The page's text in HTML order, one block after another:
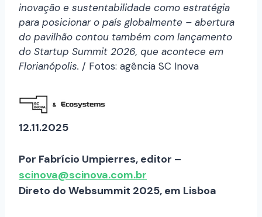
inovação e sustentabilidade como estratégia
para posicionar o país globalmente – abertura
do pavilhão contou também com lançamento
do Startup Summit 2026, que acontece em
Florianópolis. / Fotos: agência SC Inova
12.11.2025
Por Fabrício Umpierres, editor –
scinova@scinova.com.br
Direto do Websummit 2025, em Lisboa